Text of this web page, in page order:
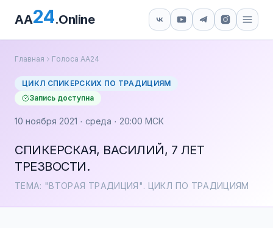
AA24.Online
Главная Голоса АА24
ЦИКЛ СПИКЕРСКИХ ПО ТРАДИЦИЯМ
Запись доступна
10 ноября 2021 · среда · 20:00 МСК
СПИКЕРСКАЯ, ВАСИЛИЙ, 7 ЛЕТ
ТРЕЗВОСТИ.
ТЕМА: "ВТОРАЯ ТРАДИЦИЯ". ЦИКЛ ПО ТРАДИЦИЯМ